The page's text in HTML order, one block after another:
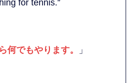
for tennis.”
何でもやります。
」